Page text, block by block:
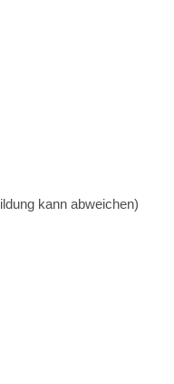
kann abweichen)